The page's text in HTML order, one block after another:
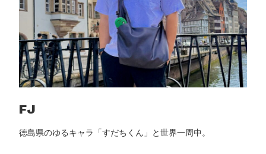
を
7
カ
国
で
使
直
FJ
徳島県のゆるキャラ「すだちくん」と世界一周中。